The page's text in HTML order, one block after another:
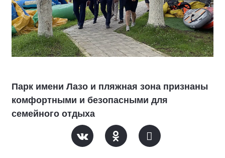
Парк имени Лазо и пляжная зона признаны
комфортными и безопасными для
семейного отдыха